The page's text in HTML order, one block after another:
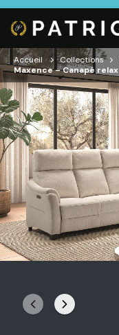
Accueil Collections
Maxence – Canapé